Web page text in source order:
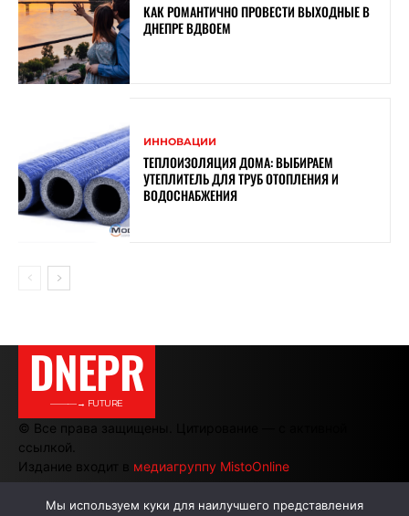
КАК РОМАНТИЧНО ПРОВЕСТИ ВЫХОДНЫЕ В
ДНЕПРЕ ВДВОЕМ
ИННОВАЦИИ
ТЕПЛОИЗОЛЯЦИЯ ДОМА: ВЫБИРАЕМ
УТЕПЛИТЕЛЬ ДЛЯ ТРУБ ОТОПЛЕНИЯ И
ВОДОСНАБЖЕНИЯ
DNEPR
———→ FUTURE
© Все права защищены. Цитирование — с активной
ссылкой.
Издание входит в медиагруппу MistoOnline
Мы используем куки для наилучшего представления